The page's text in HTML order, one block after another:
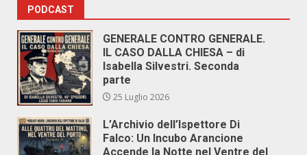
PODCAST
GENERALE CONTRO GENERALE.
IL CASO DALLA CHIESA – di
Isabella Silvestri. Seconda
parte
25 Luglio 2026
L’Archivio dell’Ispettore Di
Falco: Un Incubo Arancione
Accende la Notte nel Ventre del